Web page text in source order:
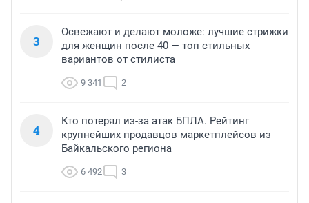
3
Освежают и делают моложе: лучшие стрижки
для женщин после 40 — топ стильных
вариантов от стилиста
9 341 2
4
Кто потерял из-за атак БПЛА. Рейтинг
крупнейших продавцов маркетплейсов из
Байкальского региона
6 492 3